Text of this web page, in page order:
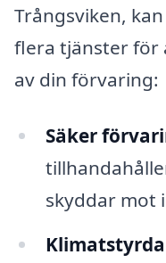
Trångsviken,
flera tjänster för
av din förvaring:
Säker
skyddar mot